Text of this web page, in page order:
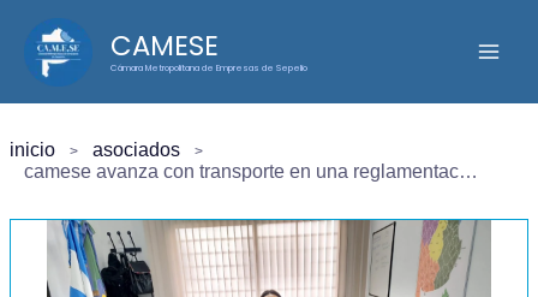
contenido
CAMESE
Cámara Metropolitana de Empresas de Sepelio
inicio
asociados
camese avanza con transporte en una reglamentación para furgones sanitarios funerarios